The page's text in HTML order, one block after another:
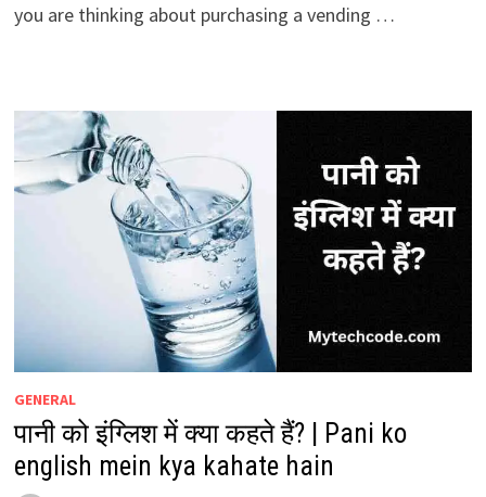
you are thinking about purchasing a vending …
GENERAL
पानी को इंग्लिश में क्या कहते हैं? | Pani ko
english mein kya kahate hain